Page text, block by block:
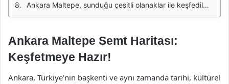
Ankara Maltepe, sunduğu çeşitli olanaklar ile keşfedilmeyi bekleyen bir semttir. Hem sosyal hem de kültürel aktiviteleriyle, Maltepe, hem yerli halk hem de ziyaretçiler için cazip bir yaşam alanı sunmaktadır. Bu nedenle, Maltepe'yi keşfetmek, Ankara'nın farklı yönlerini tanımak için harika bir fırsat olacaktır.
Ankara Maltepe Semt Haritası:
Keşfetmeye Hazır!
Ankara, Türkiye’nin başkenti ve aynı zamanda tarihi, kültürel